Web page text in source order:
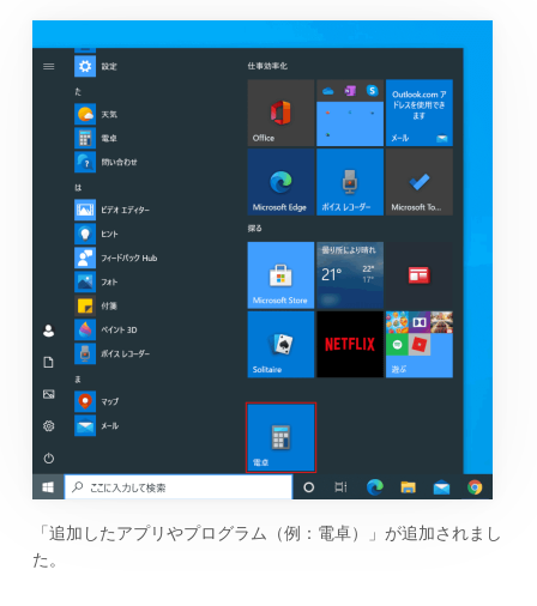
「追加したアプリやプログラム（例：電卓）」が追加されまし
た。